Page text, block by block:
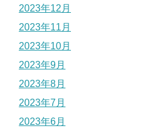
2023年12月
2023年11月
2023年10月
2023年9月
2023年8月
2023年7月
2023年6月